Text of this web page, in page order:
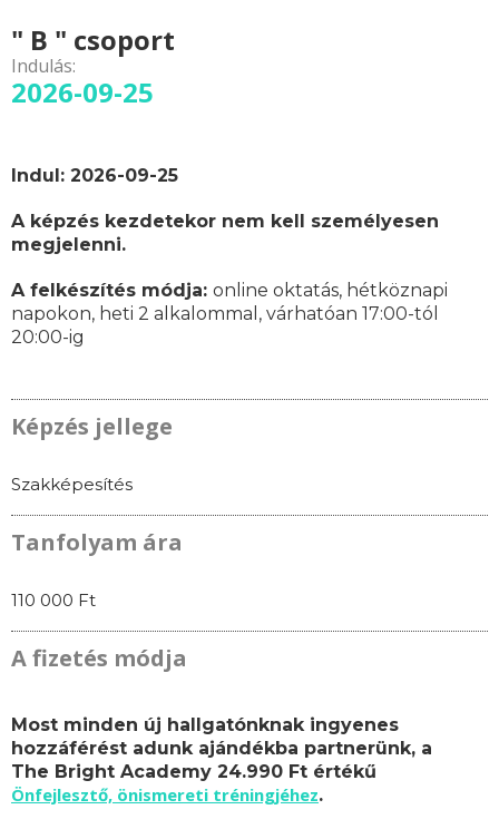
" B " csoport
Indulás:
2026-09-25
Indul: 2026-09-25
A képzés kezdetekor nem kell személyesen
megjelenni.
A felkészítés módja: online oktatás, hétköznapi
napokon, heti 2 alkalommal, várhatóan 17:00-tól
20:00-ig
Képzés jellege
Szakképesítés
Tanfolyam ára
110 000 Ft
A fizetés módja
Most minden új hallgatónknak ingyenes
hozzáférést adunk ajándékba partnerünk, a
The Bright Academy 24.990 Ft értékű
Önfejlesztő, önismereti tréningjéhez.